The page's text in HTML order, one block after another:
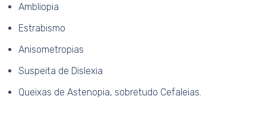
Ambliopia
Estrabismo
Anisometropias
Suspeita de Dislexia
Queixas de Astenopia, sobretudo Cefaleias.